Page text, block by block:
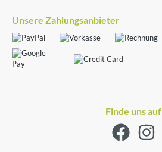
Unsere Zahlungsanbieter
Finde uns auf